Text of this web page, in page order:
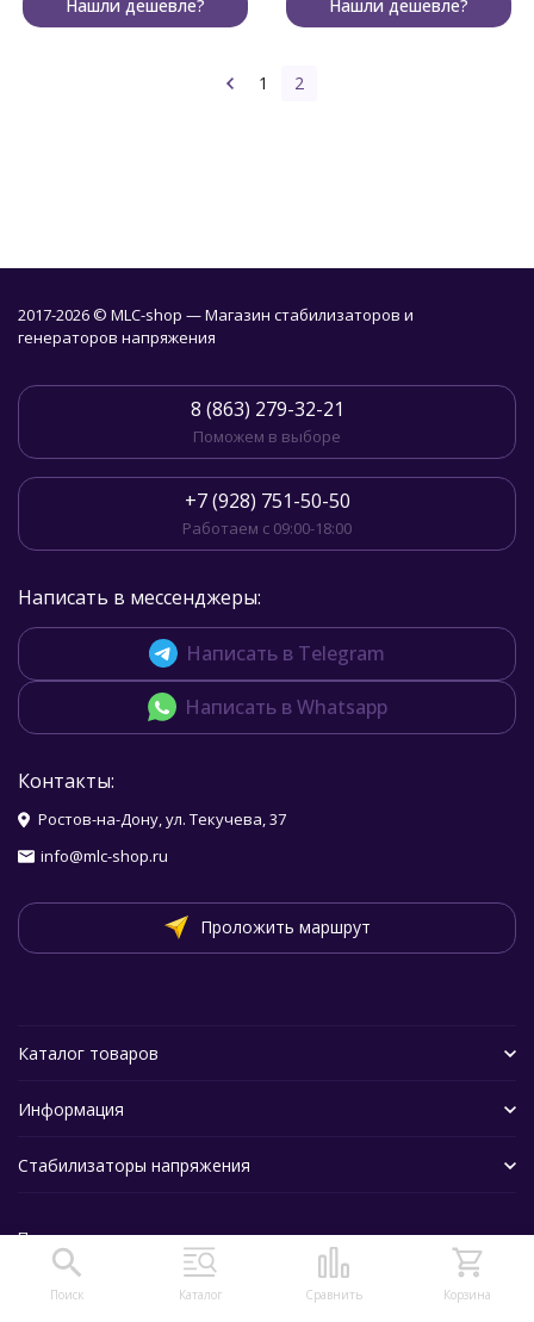
Нашли дешевле? Нашли дешевле?
1 2
Поиск Каталог Сравнить Корзина
2017-2026 © MLC-shop — Магазин стабилизаторов и
генераторов напряжения
8 (863) 279-32-21
Поможем в выборе
+7 (928) 751-50-50
Работаем с 09:00-18:00
Написать в мессенджеры:
Написать в Telegram
Написать в Whatsapp
Контакты:
Ростов-на-Дону, ул. Текучева, 37
info@mlc-shop.ru
Проложить маршрут
Каталог товаров
Информация
Стабилизаторы напряжения
Политика персональных данных